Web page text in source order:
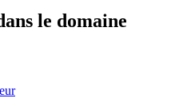
le domaine